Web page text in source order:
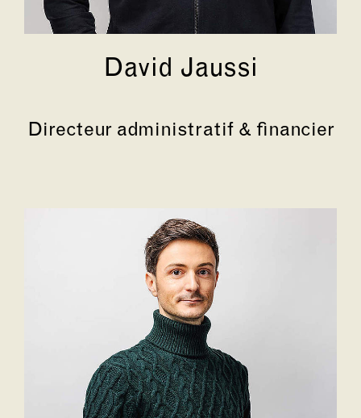
David Jaussi
Directeur administratif & financier